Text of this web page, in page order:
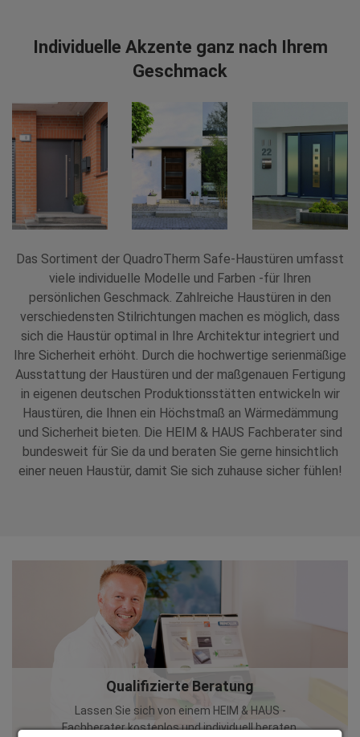
Individuelle Akzente ganz nach Ihrem
Geschmack
Das Sortiment der QuadroTherm Safe-Haustüren umfasst
viele individuelle Modelle und Farben -für Ihren
persönlichen Geschmack. Zahlreiche Haustüren in den
verschiedensten Stilrichtungen machen es möglich, dass
sich die Haustür optimal in Ihre Architektur integriert und
Ihre Sicherheit erhöht. Durch die hochwertige serienmäßige
Ausstattung der Haustüren und der maßgenauen Fertigung
in eigenen deutschen Produktionsstätten entwickeln wir
Haustüren, die Ihnen ein Höchstmaß an Wärmedämmung
und Sicherheit bieten. Die HEIM & HAUS Fachberater sind
bundesweit für Sie da und beraten Sie gerne hinsichtlich
einer neuen Haustür, damit Sie sich zuhause sicher fühlen!
Qualifizierte Beratung
Lassen Sie sich von einem HEIM & HAUS -
Fachberater kostenlos und individuell beraten.